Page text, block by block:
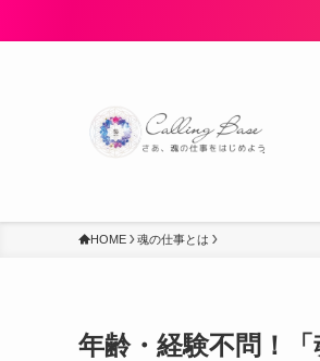
HOME 魂の仕事とは
年齢・経験不問！